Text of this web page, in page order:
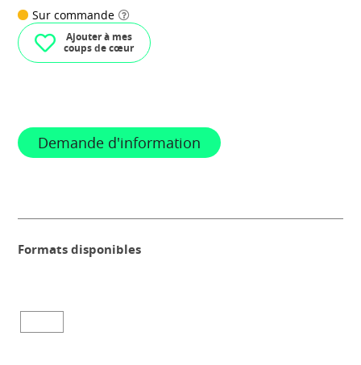
Sur commande
Ajouter à mes
coups de cœur
Demande d'information
Formats disponibles